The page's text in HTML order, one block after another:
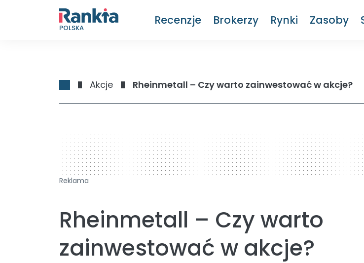
POLSKA
Recenzje Brokerzy Rynki Zasoby
Akcje Rheinmetall – Czy warto zainwestować w akcje?
728 x 90
Reklama
Rheinmetall – Czy warto
zainwestować w akcje?